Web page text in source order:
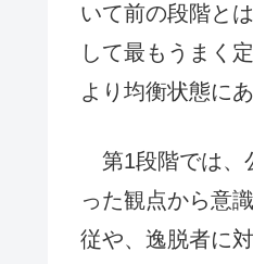
いて前の段階と
して最もうまく
より均衡状態に
第1段階では、
った観点から意
従や、逸脱者に